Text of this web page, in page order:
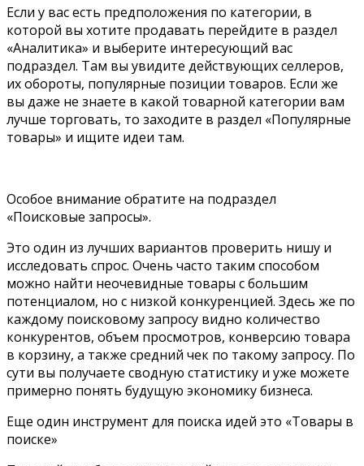
Если у вас есть предположения по категории, в
которой вы хотите продавать перейдите в раздел
«Аналитика» и выберите интересующий вас
подраздел. Там вы увидите действующих селлеров,
их обороты, популярные позиции товаров. Если же
вы даже не знаете в какой товарной категории вам
лучше торговать, то заходите в раздел «Популярные
товары» и ищите идеи там.
Особое внимание обратите на подраздел
«Поисковые запросы».
Это один из лучших вариантов проверить нишу и
исследовать спрос. Очень часто таким способом
можно найти неочевидные товары с большим
потенциалом, но с низкой конкуренцией. Здесь же по
каждому поисковому запросу видно количество
конкурентов, объем просмотров, конверсию товара
в корзину, а также средний чек по такому запросу. По
сути вы получаете сводную статистику и уже можете
примерно понять будущую экономику бизнеса.
Еще один инструмент для поиска идей это «Товары в
поиске»